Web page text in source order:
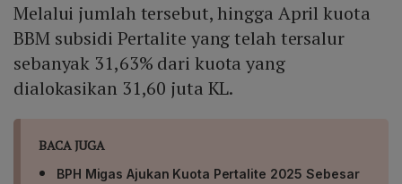
Melalui jumlah tersebut, hingga April kuota
BBM subsidi Pertalite yang telah tersalur
sebanyak 31,63% dari kuota yang
dialokasikan 31,60 juta KL.
BACA JUGA
BPH Migas Ajukan Kuota Pertalite 2025 Sebesar